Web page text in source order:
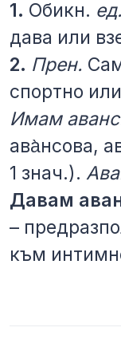
1. Обикн. ед.
дава или
2. Прен.
спортно
Имам
ава̀нсова,
1 знач.).
Давам
–
към